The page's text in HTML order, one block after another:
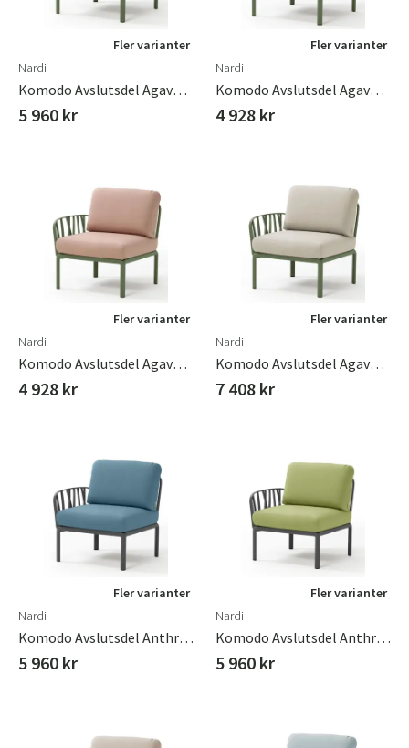
Fler varianter
Nardi
Komodo Avslutsdel Agave - Gianugla Sunbrella
5 960 kr
Fler varianter
Nardi
Komodo Avslutsdel Agave - Grigio
4 928 kr
Fler varianter
Nardi
Komodo Avslutsdel Agave - Rosa Quarzo
4 928 kr
Fler varianter
Nardi
Komodo Avslutsdel Agave - Tech Panama
7 408 kr
Fler varianter
Nardi
Komodo Avslutsdel Anthracite - Adriatic Sunbrella
5 960 kr
Fler varianter
Nardi
Komodo Avslutsdel Anthracite - Avocado Sunbrella
5 960 kr